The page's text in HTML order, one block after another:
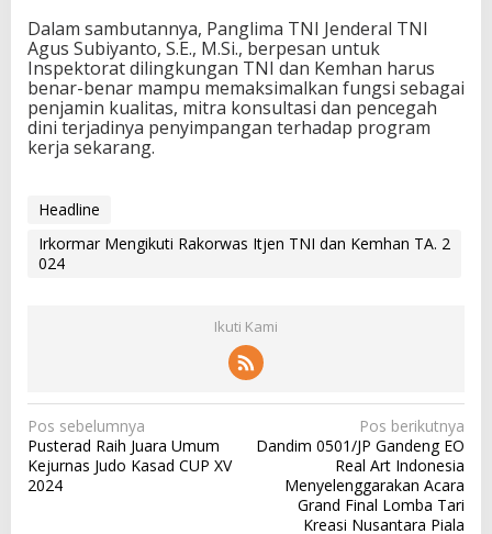
Dalam sambutannya, Panglima TNI Jenderal TNI
Agus Subiyanto, S.E., M.Si., berpesan untuk
Inspektorat dilingkungan TNI dan Kemhan harus
benar-benar mampu memaksimalkan fungsi sebagai
penjamin kualitas, mitra konsultasi dan pencegah
dini terjadinya penyimpangan terhadap program
kerja sekarang.
Headline
Irkormar Mengikuti Rakorwas Itjen TNI dan Kemhan TA. 2
024
Ikuti Kami
N
a
v
Pos sebelumnya
Pusterad Raih Juara Umum
Kejurnas Judo Kasad CUP XV
2024
Pos berikutnya
Dandim 0501/JP Gandeng EO
Real Art Indonesia
Menyelenggarakan Acara
Grand Final Lomba Tari
Kreasi Nusantara Piala